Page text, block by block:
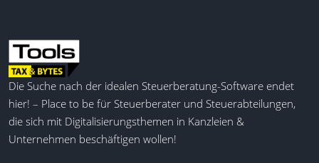
Die Suche nach der idealen Steuerberatung-Software endet
hier! – Place to be für Steuerberater und Steuerabteilungen,
die sich mit Digitalisierungsthemen in Kanzleien &
Unternehmen beschäftigen wollen!